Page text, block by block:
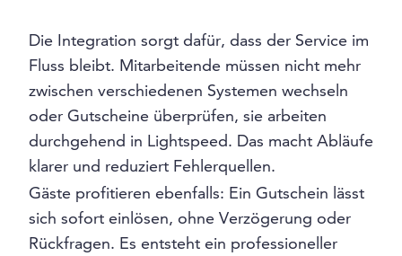
Die Integration sorgt dafür, dass der Service im
Fluss bleibt. Mitarbeitende müssen nicht mehr
zwischen verschiedenen Systemen wechseln
oder Gutscheine überprüfen, sie arbeiten
durchgehend in Lightspeed. Das macht Abläufe
klarer und reduziert Fehlerquellen.
Gäste profitieren ebenfalls: Ein Gutschein lässt
sich sofort einlösen, ohne Verzögerung oder
Rückfragen. Es entsteht ein professioneller